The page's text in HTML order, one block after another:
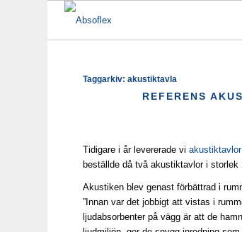
Taggarkiv:akustiktavla
REFERENS
Tidigare i år levererade viakustiktavlor
beställde då två akustiktavlor i
Akustiken blev genast förbättrad i
”Innan var det jobbigt att vistas i
ljudabsorbenter på vägg är att de